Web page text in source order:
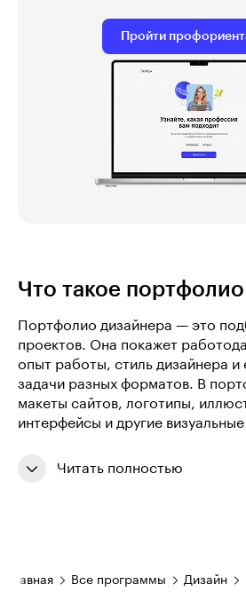
Пройти
Что такое
Портфолио дизайнера — это
проектов. Она покажет
опыт работы, стиль дизайнера и
задачи разных форматов. В
макеты сайтов, логотипы,
интерфейсы и другие
Читать полностью
Главная Все программы Дизайн